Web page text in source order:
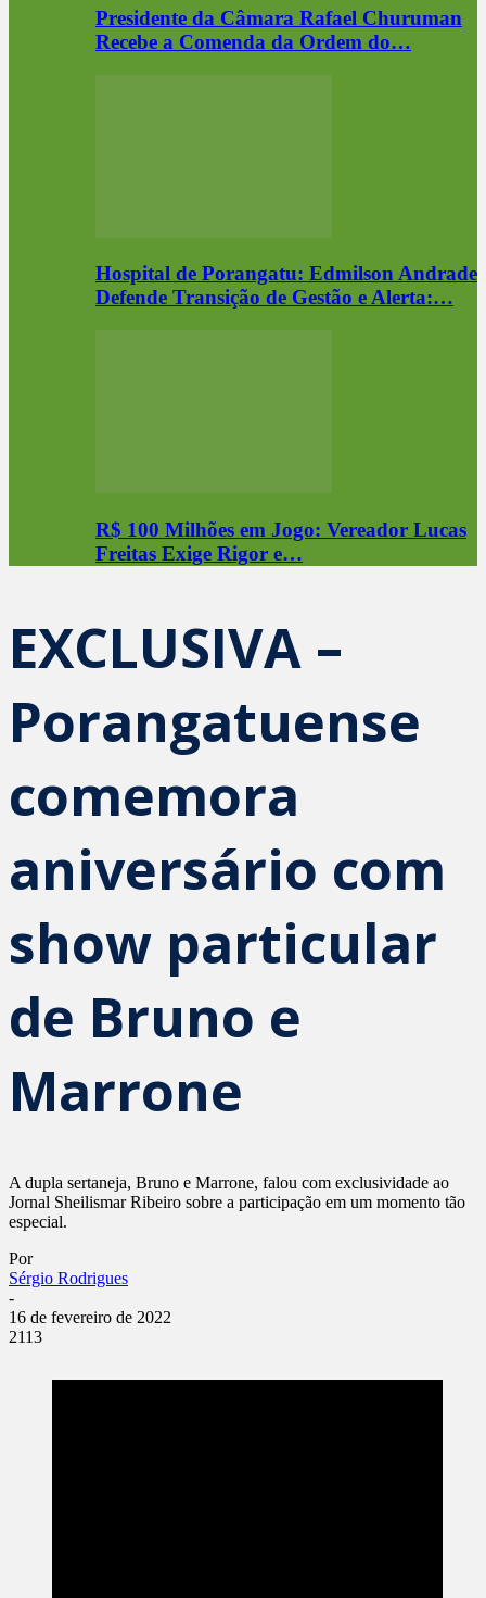
Presidente da Câmara Rafael Churuman
Recebe a Comenda da Ordem do…
Hospital de Porangatu: Edmilson Andrade
Defende Transição de Gestão e Alerta:…
R$ 100 Milhões em Jogo: Vereador Lucas
Freitas Exige Rigor e…
EXCLUSIVA –
Porangatuense
comemora
aniversário com
show particular
de Bruno e
Marrone
A dupla sertaneja, Bruno e Marrone, falou com exclusividade ao
Jornal Sheilismar Ribeiro sobre a participação em um momento tão
especial.
Por
Sérgio Rodrigues
-
16 de fevereiro de 2022
2113